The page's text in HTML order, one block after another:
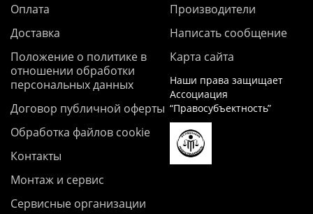
Оплата
Доставка
Положение о политике в
отношении обработки
персональных данных
Договор публичной оферты
Обработка файлов cookie
Контакты
Монтаж и сервис
Сервисные организации
Производители
Написать сообщение
Карта сайта
Наши права защищает
Ассоциация
“Правосубъектность”